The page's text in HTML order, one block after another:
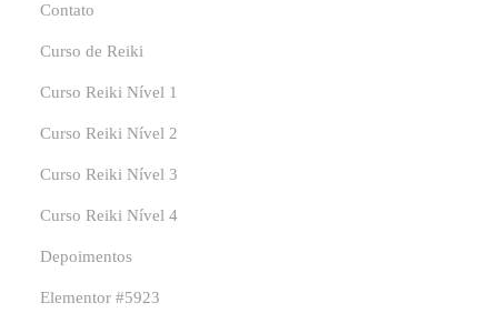
Contato
Curso de Reiki
Curso Reiki Nível 1
Curso Reiki Nível 2
Curso Reiki Nível 3
Curso Reiki Nível 4
Depoimentos
Elementor #5923